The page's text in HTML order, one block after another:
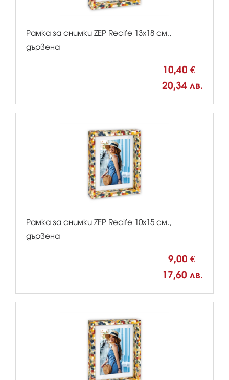
Рамка за снимки ZEP Recife 13x18 см.,
дървена
10,40 €
20,34 лв.
Рамка за снимки ZEP Recife 10x15 см.,
дървена
9,00 €
17,60 лв.